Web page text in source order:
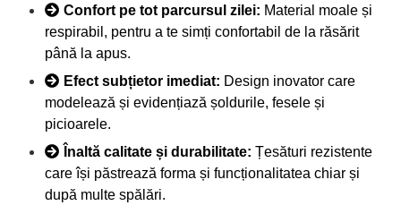
Confort pe tot parcursul zilei: Material moale și
respirabil, pentru a te simți confortabil de la răsărit
până la apus.
Efect subțietor imediat: Design inovator care
modelează și evidențiază șoldurile, fesele și
picioarele.
Înaltă calitate și durabilitate: Țesături rezistente
care își păstrează forma și funcționalitatea chiar și
după multe spălări.